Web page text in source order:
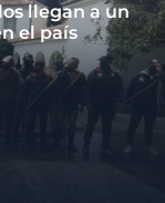
llegan a un
el país